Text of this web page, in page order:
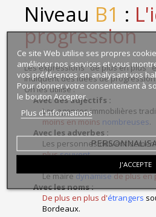
Niveau B1 :
progression
Les expressions "de plus en plus"
indiquent des idées de
On les utilise :
Avec des adjectifs :
Les agences immobilières
moins en moins nombreuses.
Avec les adverbes :
Les personnes doivent
plussouvent.
Le mairedynamisede plus en
Avec les noms :
De plus en plus d'étrangers
Bordeaux.
Ce site Web utilise ses propres
améliorer nos services et vous
vos préférences en analysant vos
Pour donner votre consentement à
le bouton Accepter.
Plus d'informations
J'ACCEPTE